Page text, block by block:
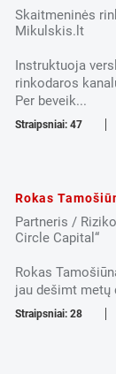
Skaitmeninės
Mikulskis.lt
Instruktuoja
rinkodaros
Per beveik...
Straipsniai: 47
Rokas
Partneris /
Circle Capital“
Rokas
jau dešimt metų
Straipsniai: 28